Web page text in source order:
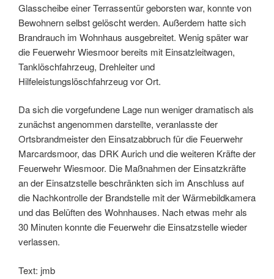
Glasscheibe einer Terrassentür geborsten war, konnte von
Bewohnern selbst gelöscht werden. Außerdem hatte sich
Brandrauch im Wohnhaus ausgebreitet. Wenig später war
die Feuerwehr Wiesmoor bereits mit Einsatzleitwagen,
Tanklöschfahrzeug, Drehleiter und
Hilfeleistungslöschfahrzeug vor Ort.
Da sich die vorgefundene Lage nun weniger dramatisch als
zunächst angenommen darstellte, veranlasste der
Ortsbrandmeister den Einsatzabbruch für die Feuerwehr
Marcardsmoor, das DRK Aurich und die weiteren Kräfte der
Feuerwehr Wiesmoor. Die Maßnahmen der Einsatzkräfte
an der Einsatzstelle beschränkten sich im Anschluss auf
die Nachkontrolle der Brandstelle mit der Wärmebildkamera
und das Belüften des Wohnhauses. Nach etwas mehr als
30 Minuten konnte die Feuerwehr die Einsatzstelle wieder
verlassen.
Text: jmb